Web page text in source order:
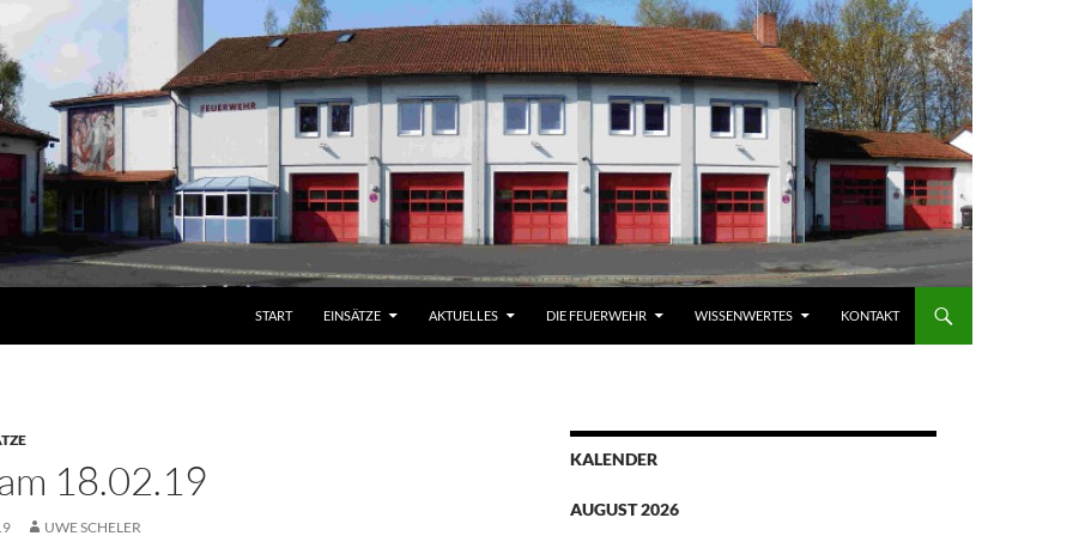
START EINSÄTZE AKTUELLES DIE FEUERWEHR WISSENWERTES KONTAKT
18.02.19
UWE SCHELER
KALENDER
AUGUST 2026